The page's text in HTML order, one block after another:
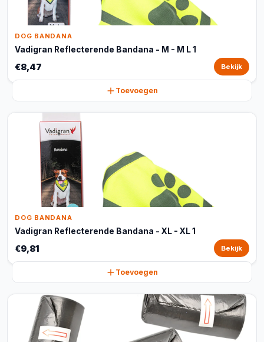
DOG BANDANA
Vadigran Reflecterende Bandana - M - M L 1
€8,47 Bekijk
Toevoegen
DOG BANDANA
Vadigran Reflecterende Bandana - XL - XL 1
€9,81 Bekijk
Toevoegen